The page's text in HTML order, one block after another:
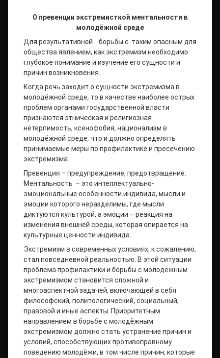
О превенции экстремисткой ментальности в
молодёжной среде
Для результативной борьбы с таким опасным для
общества явлением, как экстремизм необходимо
глубокое понимание и изучение его сущности и
причин возникновения.
Когда речь заходит о сущности экстремизма в
молодёжной среде, то в качестве наиболее острых
проблем органами государственной власти
признаются этническая и религиозная
нетерпимость, ксенофобия, национализм в
молодёжной среде, что и должно определять
принимаемые меры по профилактике и пресечению
экстремизма.
Превенция – предупреждение, предотвращение.
Ментальность – это интеллектуально-
эмоциональные особенности индивида, мысли и
эмоции которого неразделимы, где мысли
диктуются культурой, а эмоции – реакция на
изменения внешней среды, которая опирается на
культурные ценности индивида.
Экстремизм в современных условиях, к сожалению,
стал повседневной реальностью. В этой ситуации
проблема профилактики и борьбы с молодёжным
экстремизмом становится сложной и
многоаспектной задачей, включающей в себя
философский, политологический, социальный,
правовой и иные аспекты. Приоритетным
направлением в борьбе с молодёжным
экстремизмом должно стать устранение причин и
условий, способствующих противоправному
поведению молодёжи, в том числе причин, которые